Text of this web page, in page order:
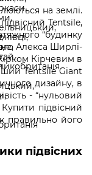
на землі.
Tentsile,
“будинку
Алекса Ширлі-
Кірчевим в
Tentsile Giant
дизайну, в
- “нульовий
підвісний
правильно його
підвісних